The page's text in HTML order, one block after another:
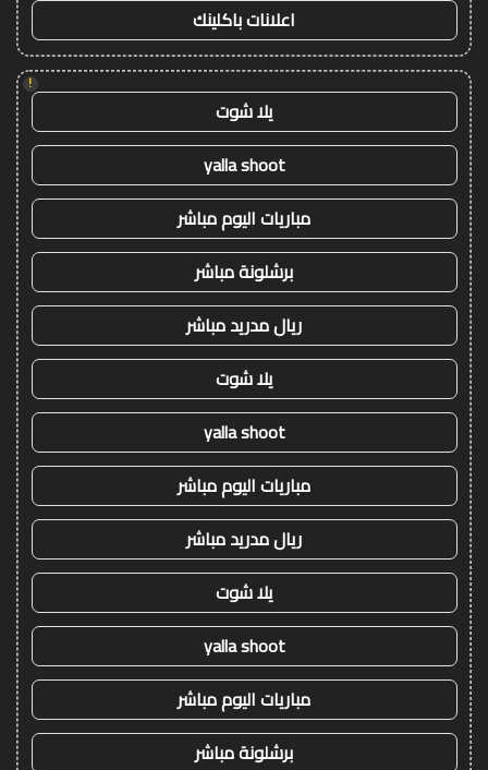
اعلانات باكلينك
!
يلا شوت
yalla shoot
مباريات اليوم مباشر
برشلونة مباشر
ريال مدريد مباشر
يلا شوت
yalla shoot
مباريات اليوم مباشر
ريال مدريد مباشر
يلا شوت
yalla shoot
مباريات اليوم مباشر
برشلونة مباشر